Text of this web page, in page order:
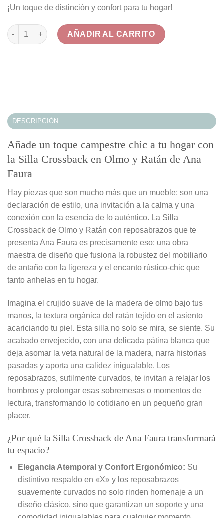
¡Un toque de distinción y confort para tu hogar!
Silla Crossback de Olmo y Ratán Envejecido con
AÑADIR AL CARRITO
DESCRIPCIÓN
Añade un toque campestre chic a tu hogar con
la Silla Crossback en Olmo y Ratán de Ana
Faura
Hay piezas que son mucho más que un mueble; son una
declaración de estilo, una invitación a la calma y una
conexión con la esencia de lo auténtico. La Silla
Crossback de Olmo y Ratán con reposabrazos que te
presenta Ana Faura es precisamente eso: una obra
maestra de diseño que fusiona la robustez del mobiliario
de antaño con la ligereza y el encanto rústico-chic que
tanto anhelas en tu hogar.
Imagina el crujido suave de la madera de olmo bajo tus
manos, la textura orgánica del ratán tejido en el asiento
acariciando tu piel. Esta silla no solo se mira, se siente. Su
acabado envejecido, con una delicada pátina blanca que
deja asomar la veta natural de la madera, narra historias
pasadas y aporta una calidez inigualable. Los
reposabrazos, sutilmente curvados, te invitan a relajar los
hombros y prolongar esas sobremesas o momentos de
lectura, transformando lo cotidiano en un pequeño gran
placer.
¿Por qué la Silla Crossback de Ana Faura transformará
tu espacio?
Elegancia Atemporal y Confort Ergonómico: Su
distintivo respaldo en «X» y los reposabrazos
suavemente curvados no solo rinden homenaje a un
diseño clásico, sino que garantizan un soporte y una